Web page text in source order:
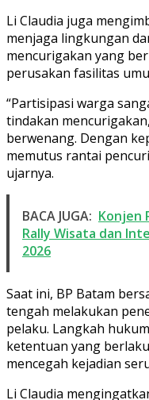
Li Claudia juga
menjaga lingkungan
mencurigakan yang
perusakan fasilitas
“Partisipasi warga
tindakan
berwenang. Dengan
memutus rantai
ujarnya.
BACA JUGA: Konjen
Rally Wisata dan
2026
Saat ini, BP Batam
tengah melakukan
pelaku. Langkah
ketentuan yang
mencegah kejadian
Li Claudia